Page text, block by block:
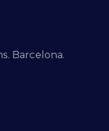
Barcelona.